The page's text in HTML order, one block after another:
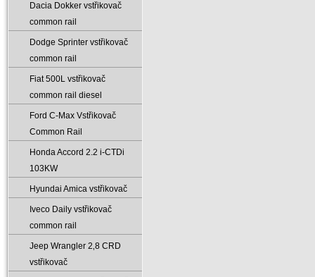
Dacia Dokker vstřikovač
common rail
Dodge Sprinter vstřikovač
common rail
Fiat 500L vstřikovač
common rail diesel
Ford C-Max Vstřikovač
Common Rail
Honda Accord 2.2 i-CTDi
103KW
Hyundai Amica vstřikovač
Iveco Daily vstřikovač
common rail
Jeep Wrangler 2‚8 CRD
vstřikovač